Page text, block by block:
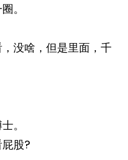
。
没啥，但是里面，千
。
股?